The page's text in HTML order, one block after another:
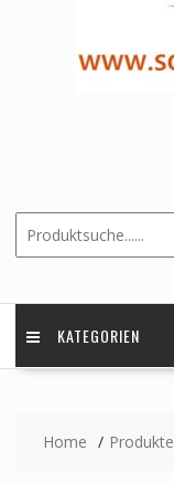
KATEGORIEN
Home Produkte